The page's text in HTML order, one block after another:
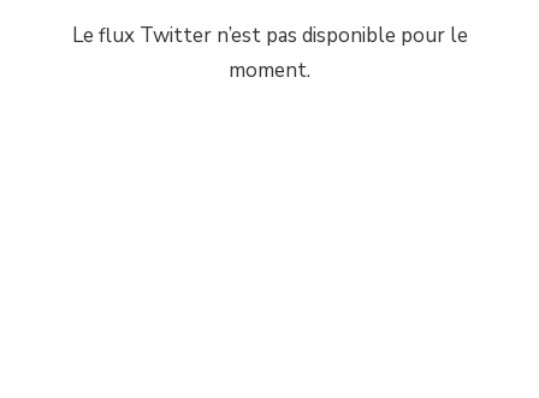
Le flux Twitter n’est pas disponible pour le
moment.